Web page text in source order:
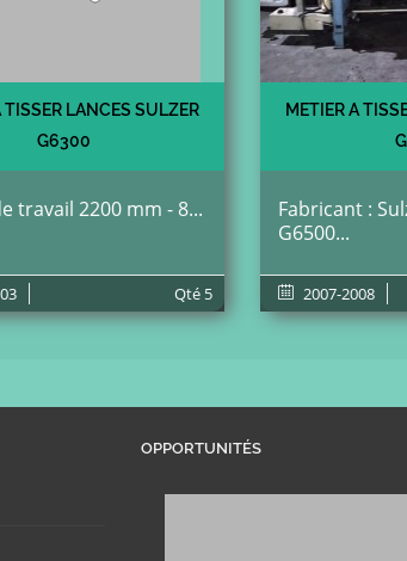
TISSER LANCES SULZER
G6300
travail 2200 mm - 8...
Qté 5
METIER A
Fabricant :
G6500...
2007-2008
OPPORTUNITÉS